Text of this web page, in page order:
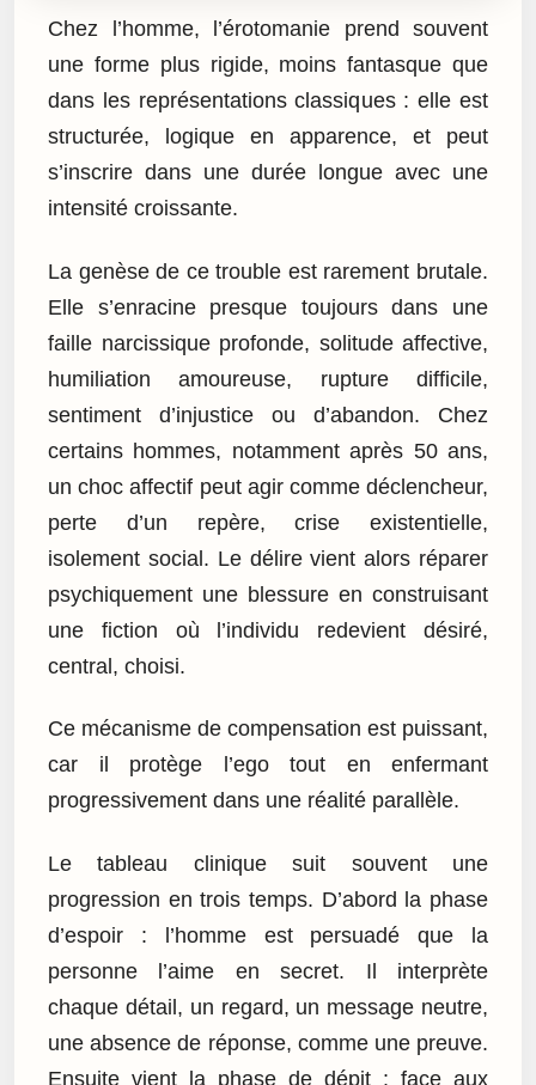
Chez l’homme, l’érotomanie prend souvent
une forme plus rigide, moins fantasque que
dans les représentations classiques : elle est
structurée, logique en apparence, et peut
s’inscrire dans une durée longue avec une
intensité croissante.
La genèse de ce trouble est rarement brutale.
Elle s’enracine presque toujours dans une
faille narcissique profonde, solitude affective,
humiliation amoureuse, rupture difficile,
sentiment d’injustice ou d’abandon. Chez
certains hommes, notamment après 50 ans,
un choc affectif peut agir comme déclencheur,
perte d’un repère, crise existentielle,
isolement social. Le délire vient alors réparer
psychiquement une blessure en construisant
une fiction où l’individu redevient désiré,
central, choisi.
Ce mécanisme de compensation est puissant,
car il protège l’ego tout en enfermant
progressivement dans une réalité parallèle.
Le tableau clinique suit souvent une
progression en trois temps. D’abord la phase
d’espoir : l’homme est persuadé que la
personne l’aime en secret. Il interprète
chaque détail, un regard, un message neutre,
une absence de réponse, comme une preuve.
Ensuite vient la phase de dépit : face aux